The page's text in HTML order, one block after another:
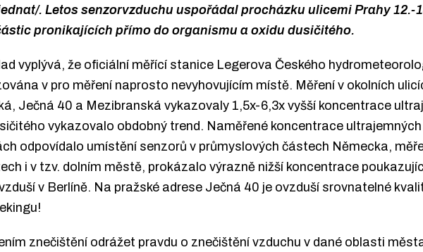
. Letos senzorvzduchu uspořádal procházku ulicemi Prahy 12.-
pronikajících přímo do organismu a oxidu dusičitého.
vyplývá, že oficiální měřící stanice Legerova Českého
v pro měření naprosto nevyhovujícím místě. Měření v okolních
Ječná 40 a Mezibranská vykazovaly 1,5x-6,3x vyšší koncentrace
vykazovalo obdobný trend. Naměřené koncentrace
odpovídalo umístění senzorů v průmyslových částech Německa,
i v tzv. dolním městě, prokázalo výrazně nižší koncentrace
v Berlíně. Na pražské adrese Ječná 40 je ovzduší srovnatelné
znečištění odrážet pravdu o znečištění vzduchu v dané oblasti